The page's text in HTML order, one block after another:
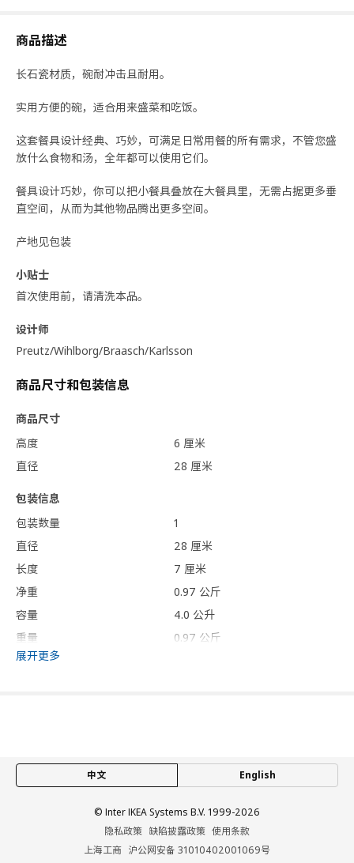
商品描述
长石瓷材质，碗耐冲击且耐用。
实用方便的碗，适合用来盛菜和吃饭。
这套餐具设计经典、巧妙，可满足日常用餐的所有需求，不管您盛
放什么食物和汤，全年都可以使用它们。
餐具设计巧妙，你可以把小餐具叠放在大餐具里，无需占据更多垂
直空间，从而为其他物品腾出更多空间。
产地见包装
小贴士
首次使用前，请清洗本品。
设计师
Preutz/Wihlborg/Braasch/Karlsson
商品尺寸和包装信息
商品尺寸
高度
6 厘米
直径
28 厘米
包装信息
包装数量
1
直径
28 厘米
长度
7 厘米
净重
0.97 公斤
容量
4.0 公升
重量
0.97 公斤
环境和材料
展开更多
中文 English
© Inter IKEA Systems B.V. 1999-2026
隐私政策 缺陷披露政策 使用条款
上海工商 沪公网安备 31010402001069号